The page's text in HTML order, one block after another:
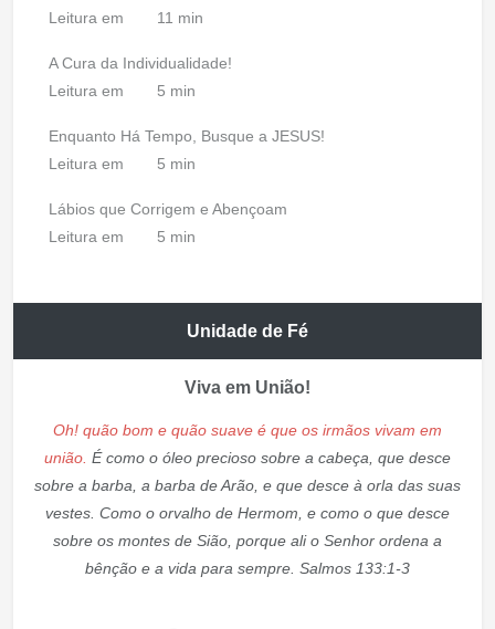
Leitura em
11 min
A Cura da Individualidade!
Leitura em
5 min
Enquanto Há Tempo, Busque a JESUS!
Leitura em
5 min
Lábios que Corrigem e Abençoam
Leitura em
5 min
Unidade de Fé
Viva em União!
Oh! quão bom e quão suave é que os irmãos vivam em
união. É como o óleo precioso sobre a cabeça, que desce
sobre a barba, a barba de Arão, e que desce à orla das suas
vestes. Como o orvalho de Hermom, e como o que desce
sobre os montes de Sião, porque ali o Senhor ordena a
bênção e a vida para sempre. Salmos 133:1-3